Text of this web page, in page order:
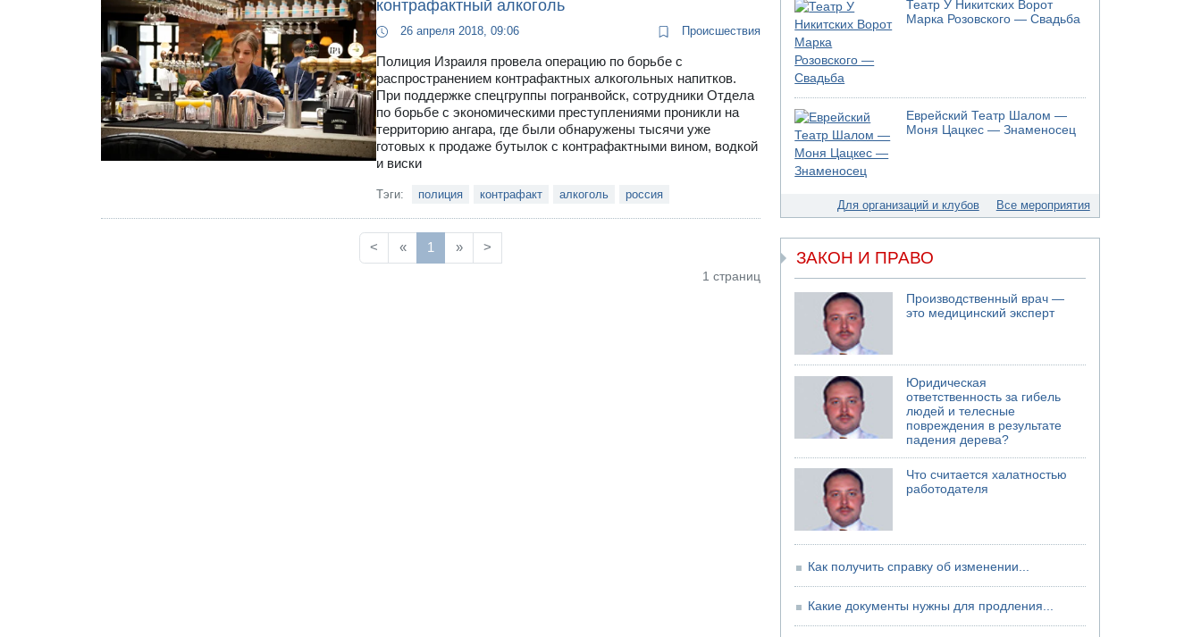
контрафактный алкоголь
26 апреля 2018, 09:06 Происшествия
Полиция Израиля провела операцию по борьбе с
распространением контрафактных алкогольных напитков.
При поддержке спецгруппы погранвойск, сотрудники Отдела
по борьбе с экономическими преступлениями проникли на
территорию ангара, где были обнаружены тысячи уже
готовых к продаже бутылок с контрафактными вином, водкой
и виски
Тэги: полиция контрафакт алкоголь россия
< « 1 » >
1 страниц
Театр У Никитских Ворот
Марка Розовского — Свадьба
Еврейский Театр Шалом —
Моня Цацкес — Знаменосец
Для организаций и клубов Все мероприятия
ЗАКОН И ПРАВО
Производственный врач —
это медицинский эксперт
Юридическая
ответственность за гибель
людей и телесные
повреждения в результате
падения дерева?
Что считается халатностью
работодателя
Как получить справку об изменении...
Какие документы нужны для продления...